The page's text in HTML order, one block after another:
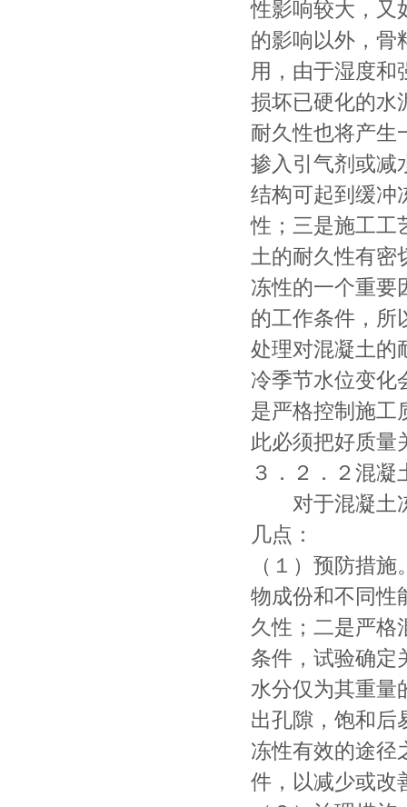
性影响较大，又
的影响以外，骨
用，由于湿度和
损坏已硬化的水
耐久性也将产生
掺入引气剂或减
结构可起到缓冲
性；三是施工工
土的耐久性有密
冻性的一个重要
的工作条件，所
处理对混凝土的
冷季节水位变化
是严格控制施工
此必须把好质量
３．２．２混
对于混凝土冻
几点：
（１）预防措
物成份和不同性
久性；二是严格
条件，试验确定
水分仅为其重量
出孔隙，饱和后
冻性有效的途径
件，以减少或改